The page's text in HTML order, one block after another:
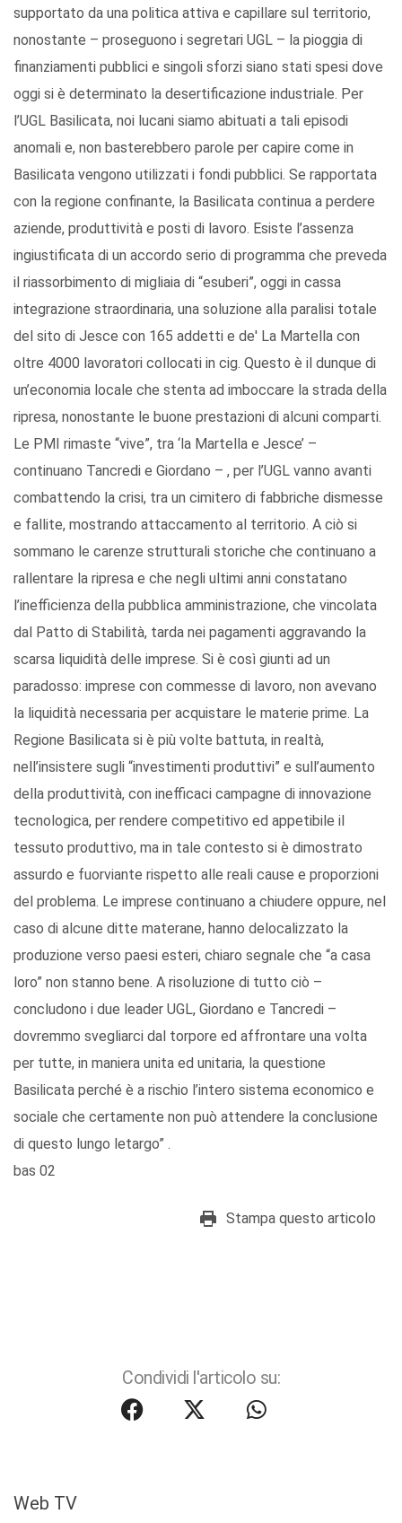
supportato da una politica attiva e capillare sul territorio,
nonostante – proseguono i segretari UGL – la pioggia di
finanziamenti pubblici e singoli sforzi siano stati spesi dove
oggi si è determinato la desertificazione industriale. Per
l’UGL Basilicata, noi lucani siamo abituati a tali episodi
anomali e, non basterebbero parole per capire come in
Basilicata vengono utilizzati i fondi pubblici. Se rapportata
con la regione confinante, la Basilicata continua a perdere
aziende, produttività e posti di lavoro. Esiste l’assenza
ingiustificata di un accordo serio di programma che preveda
il riassorbimento di migliaia di “esuberi”, oggi in cassa
integrazione straordinaria, una soluzione alla paralisi totale
del sito di Jesce con 165 addetti e de' La Martella con
oltre 4000 lavoratori collocati in cig. Questo è il dunque di
un’economia locale che stenta ad imboccare la strada della
ripresa, nonostante le buone prestazioni di alcuni comparti.
Le PMI rimaste “vive”, tra ‘la Martella e Jesce’ –
continuano Tancredi e Giordano – , per l’UGL vanno avanti
combattendo la crisi, tra un cimitero di fabbriche dismesse
e fallite, mostrando attaccamento al territorio. A ciò si
sommano le carenze strutturali storiche che continuano a
rallentare la ripresa e che negli ultimi anni constatano
l’inefficienza della pubblica amministrazione, che vincolata
dal Patto di Stabilità, tarda nei pagamenti aggravando la
scarsa liquidità delle imprese. Si è così giunti ad un
paradosso: imprese con commesse di lavoro, non avevano
la liquidità necessaria per acquistare le materie prime. La
Regione Basilicata si è più volte battuta, in realtà,
nell’insistere sugli “investimenti produttivi” e sull’aumento
della produttività, con inefficaci campagne di innovazione
tecnologica, per rendere competitivo ed appetibile il
tessuto produttivo, ma in tale contesto si è dimostrato
assurdo e fuorviante rispetto alle reali cause e proporzioni
del problema. Le imprese continuano a chiudere oppure, nel
caso di alcune ditte materane, hanno delocalizzato la
produzione verso paesi esteri, chiaro segnale che “a casa
loro” non stanno bene. A risoluzione di tutto ciò –
concludono i due leader UGL, Giordano e Tancredi –
dovremmo svegliarci dal torpore ed affrontare una volta
per tutte, in maniera unita ed unitaria, la questione
Basilicata perché è a rischio l’intero sistema economico e
sociale che certamente non può attendere la conclusione
di questo lungo letargo” .
bas 02
Stampa questo articolo
Condividi l'articolo su:
Web TV